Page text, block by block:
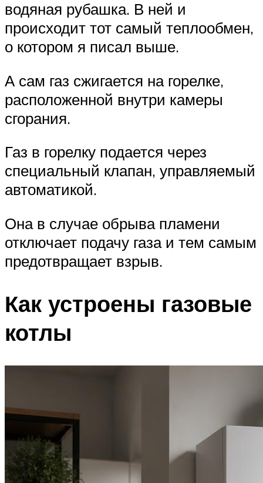
водяная рубашка. В ней и
происходит тот самый теплообмен,
о котором я писал выше.
А сам газ сжигается на горелке,
расположенной внутри камеры
сгорания.
Газ в горелку подается через
специальный клапан, управляемый
автоматикой.
Она в случае обрыва пламени
отключает подачу газа и тем самым
предотвращает взрыв.
Как устроены газовые
котлы